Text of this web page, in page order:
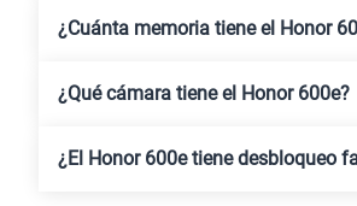
¿Cuánta memoria tiene el Honor
¿Qué cámara tiene el Honor 600e?
¿El Honor 600e tiene desbloqueo